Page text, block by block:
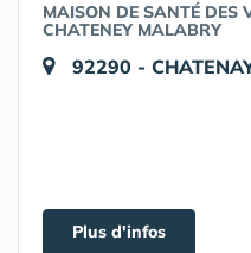
MAISON DE SANTÉ DES
CHATENEY MALABRY
92290 -
Plus d'infos